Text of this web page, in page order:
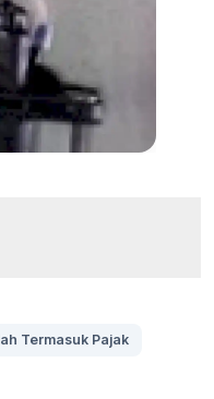
Termasuk Pajak